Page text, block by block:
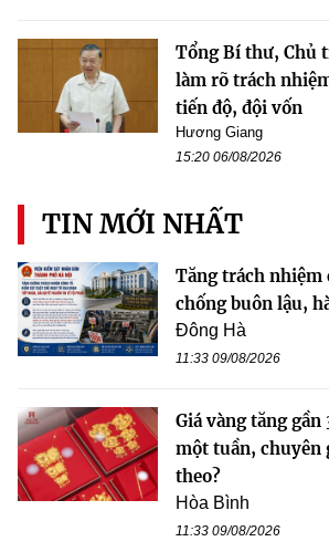
Tổng Bí thư, Chủ
làm rõ trách
tiến độ, đội vốn
Hương Giang
15:20 06/08/2026
TIN MỚI NHẤT
Tăng trách nhiệm
chống buôn lậu,
Đông Hà
11:33 09/08/2026
Giá vàng tăng gần
một tuần, chuyên
theo?
Hòa Bình
11:33 09/08/2026